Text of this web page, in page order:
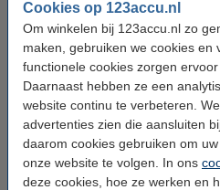
Cookies op 123accu.nl
Om winkelen bij 123accu.nl zo
maken, gebruiken we cookies en
functionele cookies zorgen
Daarnaast hebben ze een
website continu te verbeteren.
advertenties zien die aansluiten
daarom cookies gebruiken om
onze website te volgen. In ons
deze cookies, hoe ze werken en
Type: 🔋Accu +
Zwart
Capaciteit: 3.200 mAh
Voltage: 3,87 V
Batterij type: Li-pl